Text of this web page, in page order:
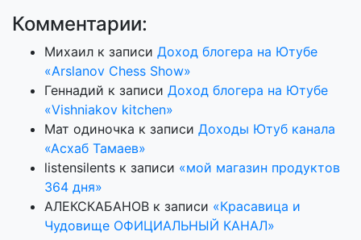
Комментарии:
Михаил к записи Доход блогера на Ютубе
«Arslanov Chess Show»
Геннадий к записи Доход блогера на Ютубе
«Vishniakov kitchen»
Мат одиночка к записи Доходы Ютуб канала
«Асхаб Тамаев»
listensilents к записи «мой магазин продуктов
364 дня»
АЛЕКСКАБАНОВ к записи «Красавица и
Чудовище ОФИЦИАЛЬНЫЙ КАНАЛ»